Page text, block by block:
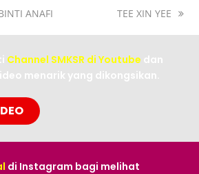
ANAFI TEE XIN YEE
Channel SMKSR di Youtube dan
menarik yang dikongsikan.
di Instagram bagi melihat